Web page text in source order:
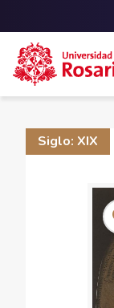
Siglo: XIX